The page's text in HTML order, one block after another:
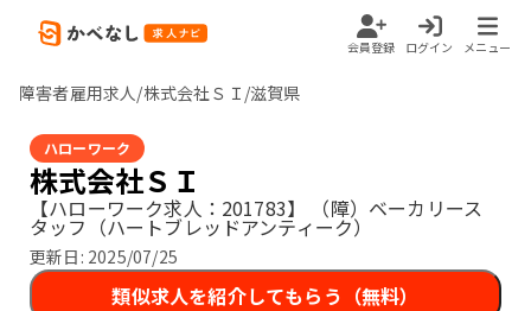
会員登録 ログイン メニュー
障害者雇用求人/株式会社ＳＩ/滋賀県
ハローワーク
株式会社ＳＩ
【ハローワーク求人：201783】 （障）ベーカリース
タッフ（ハートブレッドアンティーク）
更新日: 2025/07/25
類似求人を紹介してもらう（無料）